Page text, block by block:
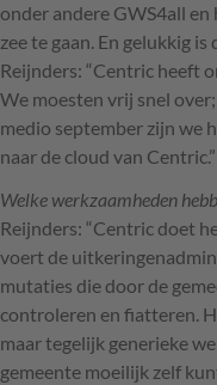
onder andere GWS4all
zee te gaan. En gelukkig is
Reijnders: “Centric heeft
We moesten vrij snel
medio september zijn we
naar de cloud van Centric.”
Welke werkzaamheden
Reijnders: “Centric doet
voert de
mutaties die door de
controleren en fiatteren.
maar tegelijk generieke
gemeente moeilijk zelf